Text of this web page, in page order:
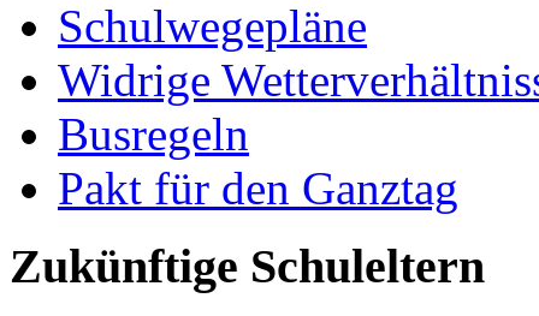
Schulwegepläne
Widrige
Busregeln
Pakt für den Ganztag
Zukünftige Schuleltern